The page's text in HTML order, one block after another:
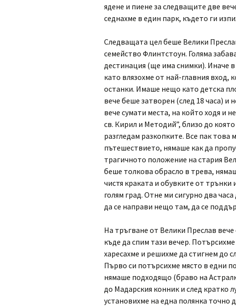
ядене и пиене за следващите две
седнахме в един парк, където ги
Следващата цел беше Велики
семейство Флинтстоун. Голяма
дестинация (ще има снимки). Иначе
като влязохме от най-главния вход,
останки. Имаше нещо като детска
вече беше затворен (след 18 часа) и
вече сумати места, на който ходя и
св. Кирил и Методий”, близо до
разгледам разкопките. Все пак
пътешествието, нямаше как да
трагичното положение на стария
беше толкова обрасло в трева,
чистя краката и обувките от трънки
голям град. Отне ми сигурно два
да се направи нещо там, да се
На тръгване от Велики Преслав
къде да спим тази вечер.
харесахме и решихме да стигнем до
Първо си потърсихме място в едни
нямаше подходящо (браво на
до Мадарския конник и след кратко
установихме на една полянка точно